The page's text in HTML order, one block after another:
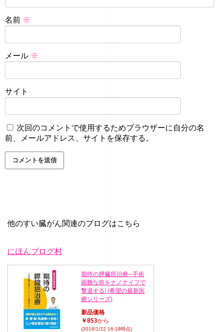
名前 ※
メール ※
サイト
次回のコメントで使用するためブラウザーに自分の名
前、メールアドレス、サイトを保存する。
他のすい臓がん関連のブログはこちら
にほんブログ村
期待の膵臓癌治療─手術
困難な癌をナノナイフで
撃退する! (希望の最新医
療シリーズ)
新品価格
￥853から
(2018/1/22 16:19時点)